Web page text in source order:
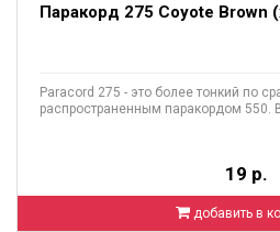
Паракорд 275 Coyote Brown
Paracord 275 - это более тонкий по
распространенным паракордом 550.
19 р.
добавить в